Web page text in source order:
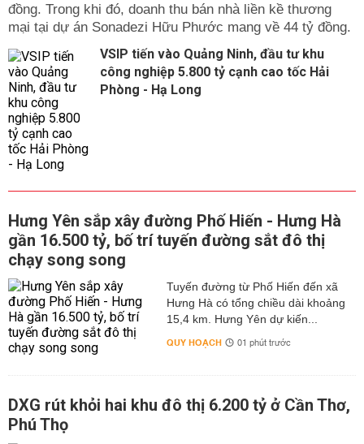
đồng. Trong khi đó, doanh thu bán nhà liền kề thương
mại tại dự án Sonadezi Hữu Phước mang về 44 tỷ đồng.
VSIP tiến vào Quảng Ninh, đầu tư khu
công nghiệp 5.800 tỷ cạnh cao tốc Hải
Phòng - Hạ Long
Hưng Yên sắp xây đường Phố Hiến - Hưng Hà
gần 16.500 tỷ, bố trí tuyến đường sắt đô thị
chạy song song
Tuyến đường từ Phố Hiến đến xã
Hưng Hà có tổng chiều dài khoảng
15,4 km. Hưng Yên dự kiến...
QUY HOẠCH 01 phút trước
DXG rút khỏi hai khu đô thị 6.200 tỷ ở Cần Thơ,
Phú Thọ